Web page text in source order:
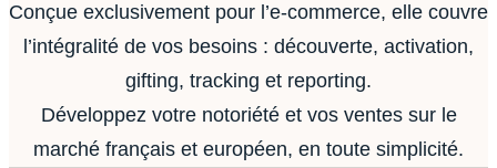
Conçue exclusivement pour l’e-commerce, elle couvre
l’intégralité de vos besoins : découverte, activation,
gifting, tracking et reporting.
Développez votre notoriété et vos ventes sur le
marché français et européen, en toute simplicité.